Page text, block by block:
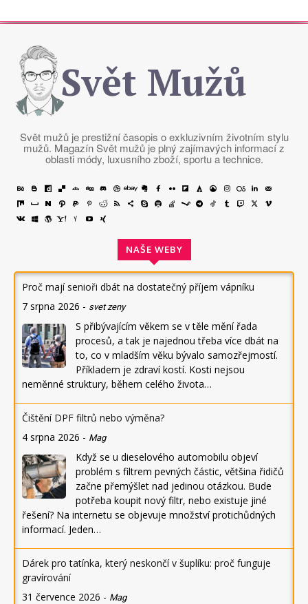
Svět Mužů
Svět mužů je prestižní časopis o exkluzivním životním stylu
mužů. Magazín Svět mužů je plný zajímavých informací z
oblasti módy, luxusního zboží, sportu a technice.
NAŠE WEBY
Proč mají senioři dbát na dostatečný příjem vápníku
7 srpna 2026 - svet zeny
S přibývajícím věkem se v těle mění řada
procesů, a tak je najednou třeba více dbát na
to, co v mladším věku bývalo samozřejmostí.
Příkladem je zdraví kostí. Kosti nejsou
neměnné struktury, během celého života…
Čištění DPF filtrů nebo výměna?
4 srpna 2026 - Mag
Když se u dieselového automobilu objeví
problém s filtrem pevných částic, většina řidičů
začne přemýšlet nad jedinou otázkou. Bude
potřeba koupit nový filtr, nebo existuje jiné
řešení? Na internetu se objevuje množství protichůdných
informací. Jeden…
Dárek pro tatínka, který neskončí v šuplíku: proč funguje
gravírování
31 července 2026 - Mag